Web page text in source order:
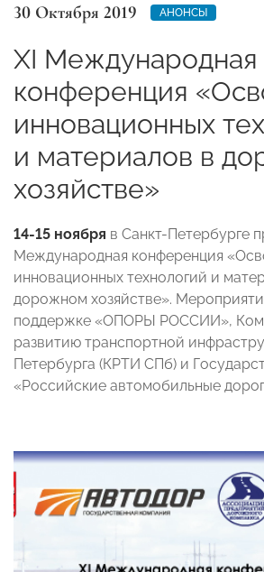
30 Октября 2019 АНОНСЫ
XI Международная
конференция
инновационных
и материалов в
хозяйстве»
14-15 ноября в Санкт-Петербурге
Международная конференция
инновационных технологий и
дорожном хозяйстве».
поддержке «ОПОРЫ РОССИИ»,
развитию транспортной
Петербурга (КРТИ СПб) и
«Российские автомобильные